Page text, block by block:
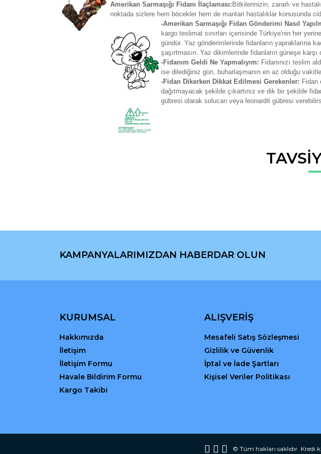
Amerikan Sarmaşığı Fidanı İlaçlaması: Bitkilerinizin, zararlı ve
noktada sizlere hem böcekler hem de mantari hastalıklar konusunda
-Amerikan Sarmaşığı Fidan Gönderimi Nasıl
kargo teslimat sınırları içerisinde Türkiye'nin her
gündür. Yaz gönderimlerinde fidanların yapraklarına
şaşırtmasın. Yaz dikimlerinde fidanların güneşe
-Fidanım Geldi Ne Yapmalıyım: Fidanınızı teslim
ise dilediğiniz gün, buharlaşmanın en az olduğu
-Fidan Dikerken Dikkat Edilmesi Gerekenler: Fidan
dağıtmayacak şekilde çıkartınız ve dik bir şekilde
gübresi olarak solucan veya leonardit gübresi
Bu
Bu ürünün fiyat bilgisi, resim, ürün açıklamalarında ve diğer konularda
KAMPANYALARIMIZDAN HABERDAR OLUN
KURUMSAL
Hakkımızda
İletişim
İletişim Formu
Havale Bildirim Formu
Kargo Takibi
ALIŞVERİŞ
Mesafeli Satış Sözleşmesi
Gizlilik ve Güvenlik
İptal ve İade Şartları
Kişisel Veriler Politikası
© Tüm hakları saklıdır. Kredi